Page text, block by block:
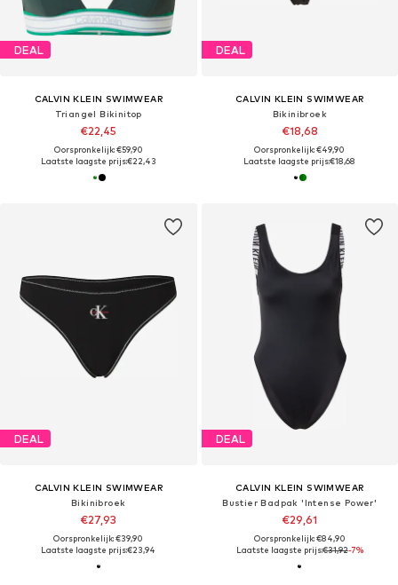
DEAL
CALVIN KLEIN SWIMWEAR
Triangel Bikinitop
€22,45
Oorspronkelijk: €59,90
Laatste laagste prijs:€22,43
DEAL
CALVIN KLEIN SWIMWEAR
Bikinibroek
€18,68
Oorspronkelijk: €49,90
Laatste laagste prijs:€18,68
DEAL
CALVIN KLEIN SWIMWEAR
Bikinibroek
€27,93
Oorspronkelijk: €39,90
Laatste laagste prijs:€23,94
DEAL
CALVIN KLEIN SWIMWEAR
Bustier Badpak 'Intense Power'
€29,61
Oorspronkelijk: €84,90
Laatste laagste prijs:€31,92-7%